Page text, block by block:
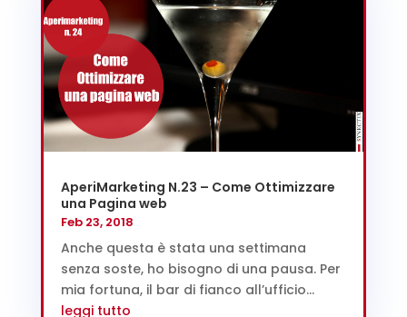
AperiMarketing N.23 – Come Ottimizzare
una Pagina web
Feb 23, 2018
Anche questa è stata una settimana
senza soste, ho bisogno di una pausa. Per
mia fortuna, il bar di fianco all’ufficio...
leggi tutto